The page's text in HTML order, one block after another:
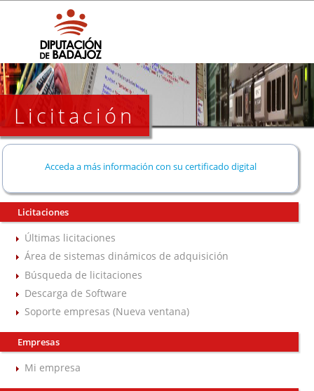
Licitación
Acceda a más información con su certificado digital
Licitaciones
Últimas licitaciones
Área de sistemas dinámicos de adquisición
Búsqueda de licitaciones
Descarga de Software
Soporte empresas (Nueva ventana)
Empresas
Mi empresa